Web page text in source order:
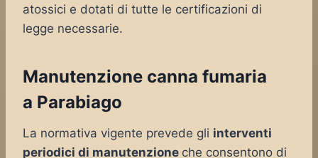
atossici e dotati di tutte le certificazioni di
legge necessarie.
Manutenzione canna fumaria
a Parabiago
La normativa vigente prevede gli interventi
periodici di manutenzione che consentono di